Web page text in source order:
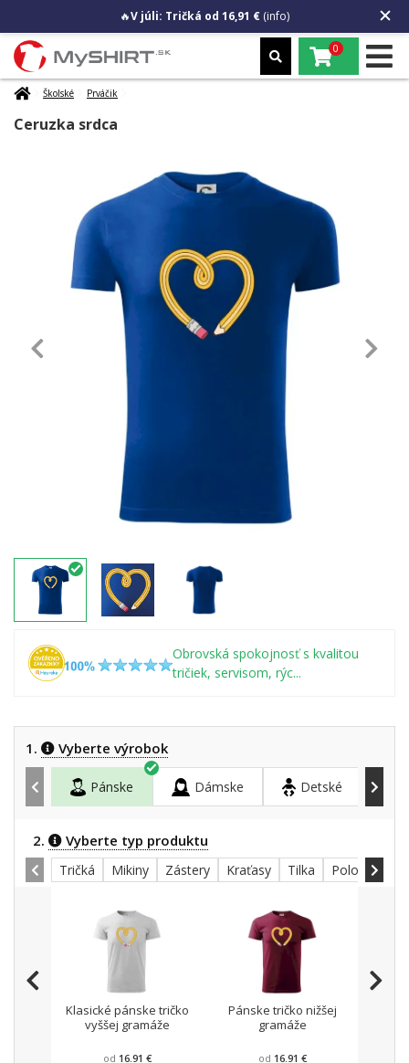
🔥V júli: Tričká od 16,91 € (info)
0
Školské Prváčik
Ceruzka srdca
Obrovská spokojnosť s kvalitou
tričiek, servisom, rýc...
1. Vyberte výrobok
Pánske Dámske Detské
2. Vyberte typ produktu
Tričká Mikiny Zástery Kraťasy Tilka Polokošele
Klasické pánske tričko
vyššej gramáže
od 16.91 €
Pánske tričko nižšej
gramáže
od 16.91 €